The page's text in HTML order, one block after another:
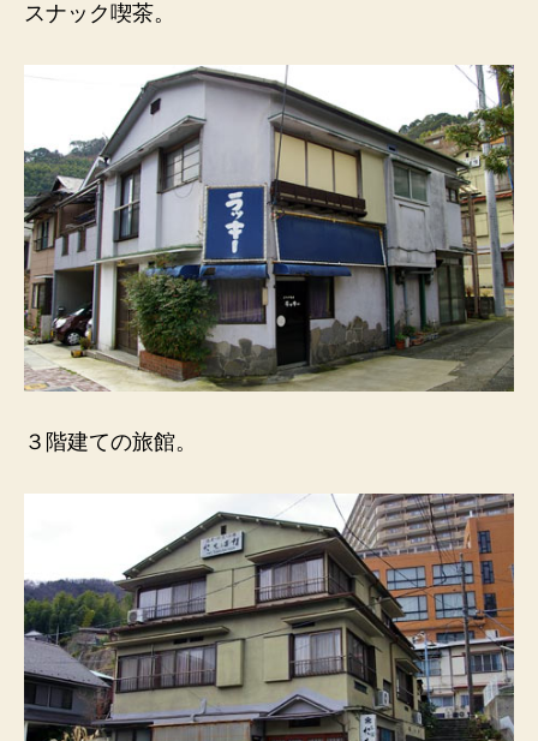
スナック喫茶。
３階建ての旅館。